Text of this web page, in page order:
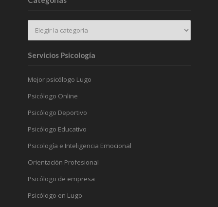
Servicios Psicología
Mejor psicólogo Lugo
Psicólogo Online
Psicólogo Deportivo
Psicólogo Educativo
Psicología e Inteligencia Emocional
Orientación Profesional
Psicólogo de empresa
Psicólogo en Lugo